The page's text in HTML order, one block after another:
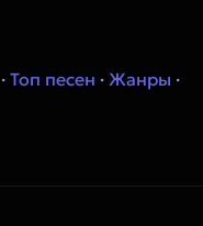
· Топ песен · Жанры ·